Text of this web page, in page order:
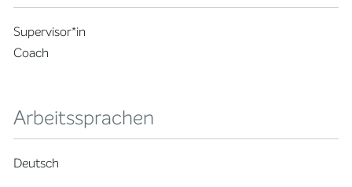
Supervisor*in
Coach
Arbeitssprachen
Deutsch